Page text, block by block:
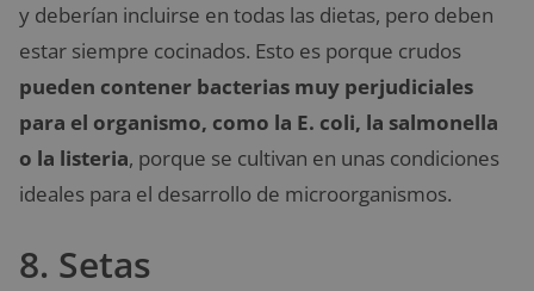
y deberían incluirse en todas las dietas, pero deben
estar siempre cocinados. Esto es porque crudos
pueden contener bacterias muy perjudiciales
para el organismo, como la E. coli, la salmonella
o la listeria, porque se cultivan en unas condiciones
ideales para el desarrollo de microorganismos.
8. Setas